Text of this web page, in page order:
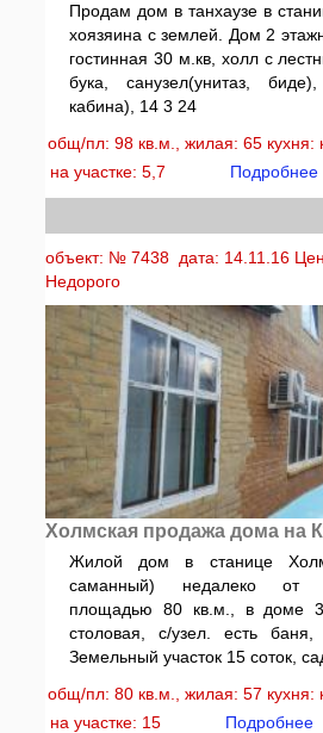
Продам дом в танхаузе в
хоязяина с землей. Дом 2
гостинная 30 м.кв, холл с
бука, санузел(унитаз,
кабина), 14 3 24
общ/пл: 98 кв.м., жилая: 65 кухня:
на участке: 5,7
Подробнее
объект: № 7438 дата: 14.11.16
Недорого
Холмская продажа дома на
Жилой дом в станице
саманный) недалеко от
площадью 80 кв.м., в доме 3
столовая, с/узел. есть баня,
Земельный участок 15 соток,
общ/пл: 80 кв.м., жилая: 57 кухня:
на участке: 15
Подробнее